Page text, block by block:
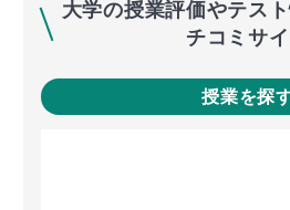
大学の授業評価やテス
チコミサイ
授業を探